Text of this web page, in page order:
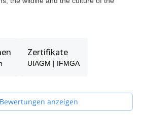
Zertifikate
UIAGM | IFMGA
anzeigen